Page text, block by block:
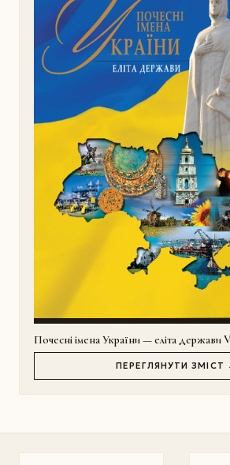
Почесні імена України — еліта держави
ПЕРЕГЛЯНУТИ ЗМІСТ